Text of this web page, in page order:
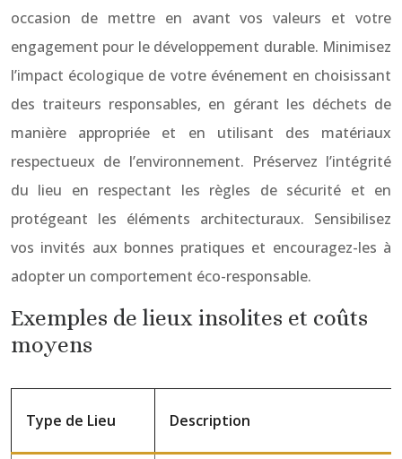
occasion de mettre en avant vos valeurs et votre
engagement pour le développement durable. Minimisez
l’impact écologique de votre événement en choisissant
des traiteurs responsables, en gérant les déchets de
manière appropriée et en utilisant des matériaux
respectueux de l’environnement. Préservez l’intégrité
du lieu en respectant les règles de sécurité et en
protégeant les éléments architecturaux. Sensibilisez
vos invités aux bonnes pratiques et encouragez-les à
adopter un comportement éco-responsable.
Exemples de lieux insolites et coûts
moyens
Type de Lieu Description